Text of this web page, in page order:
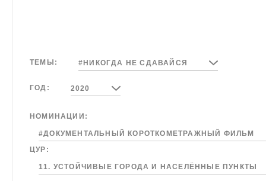
ТЕМЫ: #НИКОГДА НЕ СДАВАЙСЯ
ГОД: 2020
НОМИНАЦИИ:
#ДОКУМЕНТАЛЬНЫЙ КОРОТКОМЕТРАЖНЫЙ ФИЛЬМ
ЦУР:
11. УСТОЙЧИВЫЕ ГОРОДА И НАСЕЛЁННЫЕ ПУНКТЫ